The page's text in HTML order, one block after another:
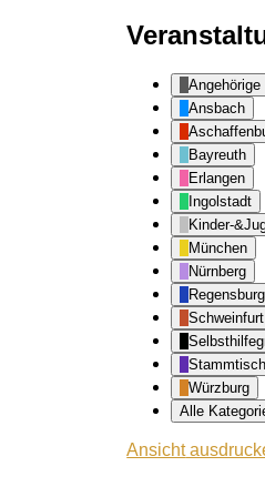
Angehörige
Ansbach
Bayreuth
Erlangen
Ingolstadt
Kinder-
München
Nürnberg
Regensburg
Schweinfurt
Stammtisch
Würzburg
Alle
Ansicht